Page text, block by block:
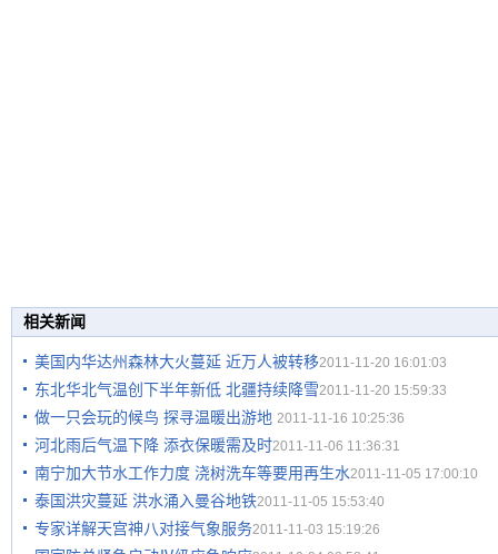
相关新闻
美国内华达州森林大火蔓延 近万人被转移2011-11-20 16:01:03
东北华北气温创下半年新低 北疆持续降雪2011-11-20 15:59:33
做一只会玩的候鸟 探寻温暖出游地 2011-11-16 10:25:36
河北雨后气温下降 添衣保暖需及时2011-11-06 11:36:31
南宁加大节水工作力度 浇树洗车等要用再生水2011-11-05 17:00:10
泰国洪灾蔓延 洪水涌入曼谷地铁2011-11-05 15:53:40
专家详解天宫神八对接气象服务2011-11-03 15:19:26